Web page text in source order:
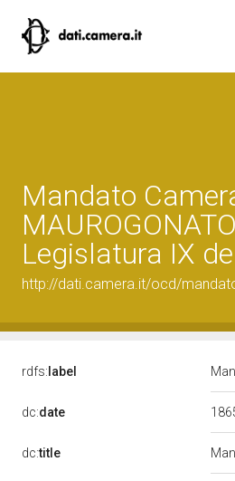
Mandato
Legislatura IX
http://dati.camera.it/ocd/
rdfs: label
dc:date
dc:title